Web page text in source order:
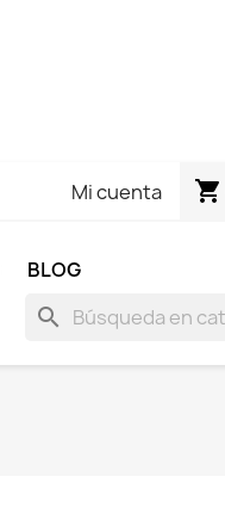
Mi cuenta shopping_cart
BLOG
search